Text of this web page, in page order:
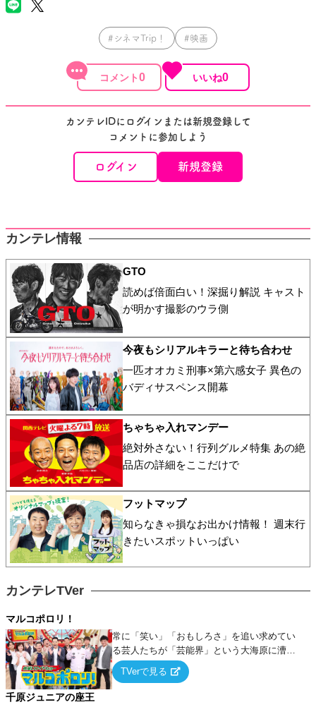
#シネマTrip！ #映画
0 0
カンテレIDにログインまたは新規登録して
コメントに参加しよう
ログイン 新規登録
カンテレ情報
GTO
読めば倍面白い！深掘り解説 キャスト
が明かす撮影のウラ側
今夜もシリアルキラーと待ち合わせ
一匹オオカミ刑事×第六感女子 異色の
バディサスペンス開幕
ちゃちゃ入れマンデー
絶対外さない！行列グルメ特集 あの絶
品店の詳細をここだけで
フットマップ
知らなきゃ損なお出かけ情報！ 週末行
きたいスポットいっぱい
カンテレTVer
マルコポロリ！
常に「笑い」「おもしろさ」を追い求めてい
る芸人たちが「芸能界」という大海原に漕ぎ
出でて、新たなオモシロ人間を発掘する！
TVerで見る
千原ジュニアの座王